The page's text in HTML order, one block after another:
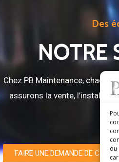
ou
Des
NOTRE
Chez PB Maintenance,
assurons la vente,
FAIRE UNE DEMANDE DE